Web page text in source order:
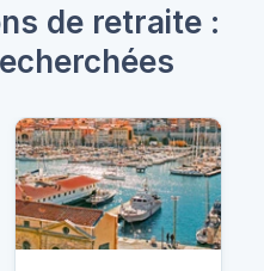
de retraite :